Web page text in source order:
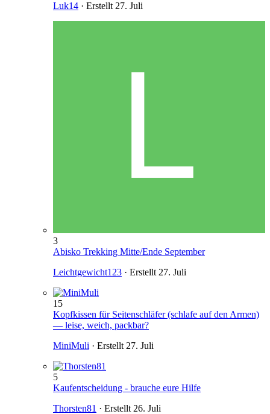
Luk14 · Erstellt 27. Juli
3
Abisko Trekking Mitte/Ende September
Leichtgewicht123 · Erstellt 27. Juli
15
Kopfkissen für Seitenschläfer (schlafe auf den Armen)
— leise, weich, packbar?
MiniMuli · Erstellt 27. Juli
5
Kaufentscheidung - brauche eure Hilfe
Thorsten81 · Erstellt 26. Juli